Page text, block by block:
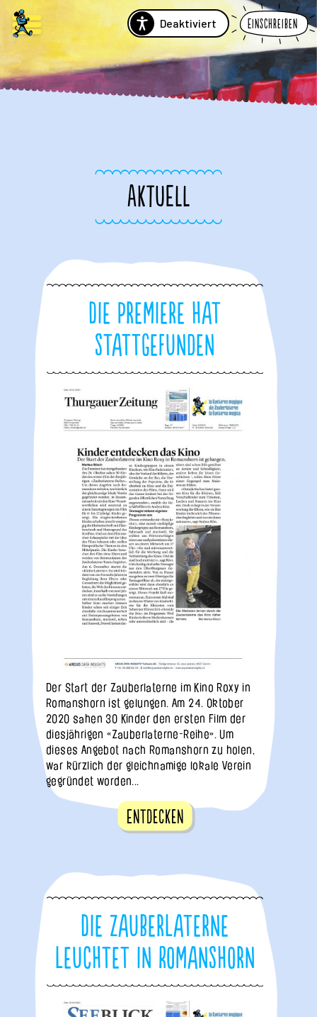
Deaktiviert Einschreiben
AKTUELL
Die Premiere hat
stattgefunden
Der Start der Zauberlaterne im Kino Roxy in
Romanshorn ist gelungen. Am 24. Oktober
2020 sahen 30 Kinder den ersten Film der
diesjährigen «Zauberlaterne-Reihe». Um
dieses Angebot nach Romanshorn zu holen,
war kürzlich der gleichnamige lokale Verein
gegründet worden...
Entdecken
Die Zauberlaterne
leuchtet in Romanshorn